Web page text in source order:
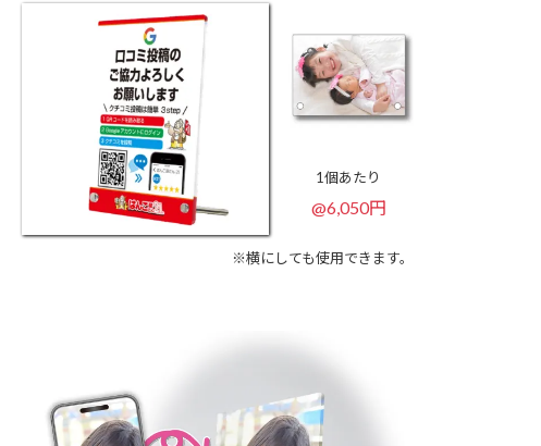
1個あたり
@6,050円
※横にしても使用できます。